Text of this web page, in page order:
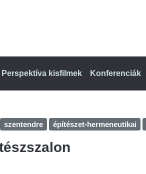
Perspektíva kisfilmek Konferenciák
szentendre építészet-hermeneutikai